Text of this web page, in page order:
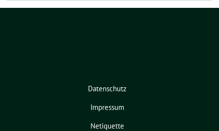
Datenschutz
Impressum
Netiquette